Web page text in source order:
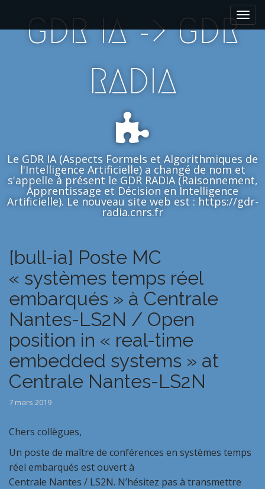
i
GDR IA -> GDR
RADIA
Le GDR IA (Aspects Formels et Algorithmiques de
l'Intelligence Artificielle) a changé de nom et
s'appelle à présent le GDR RADIA (Raisonnement,
Apprentissage et Décision en Intelligence
Artificielle). Le nouveau site web est : https://gdr-
radia.cnrs.fr
[bull-ia] Poste MC
« systèmes temps réel
embarqués » à Centrale
Nantes-LS2N / Open
position in « real-time
embedded systems » at
Centrale Nantes-LS2N
7 mars 2019
Chers collègues,
Un poste de maître de conférences en systèmes temps
réel embarqués est ouvert à
Centrale Nantes / LS2N. N’hésitez pas à transmettre